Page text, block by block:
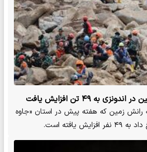
به ۴۹ تن افزایش یافت
رانش زمین که هفته پیش در استان «جاوه
یافته است.